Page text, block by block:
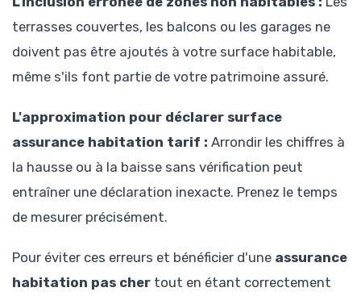
terrasses couvertes, les balcons ou les garages ne
doivent pas être ajoutés à votre surface habitable,
même s'ils font partie de votre patrimoine assuré.
L'approximation pour déclarer surface
assurance habitation tarif : Arrondir les chiffres à
la hausse ou à la baisse sans vérification peut
entraîner une déclaration inexacte. Prenez le temps
de mesurer précisément.
Pour éviter ces erreurs et bénéficier d'une assurance
habitation pas cher tout en étant correctement